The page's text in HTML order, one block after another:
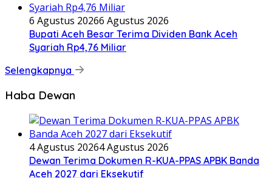
6 Agustus 20266 Agustus 2026
Bupati Aceh Besar Terima Dividen Bank Aceh
Syariah Rp4,76 Miliar
Selengkapnya
Haba Dewan
4 Agustus 20264 Agustus 2026
Dewan Terima Dokumen R-KUA-PPAS APBK Banda
Aceh 2027 dari Eksekutif